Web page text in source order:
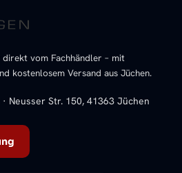
direkt vom Fachhändler – mit
kostenlosem Versand aus Jüchen.
Neusser Str. 150, 41363 Jüchen